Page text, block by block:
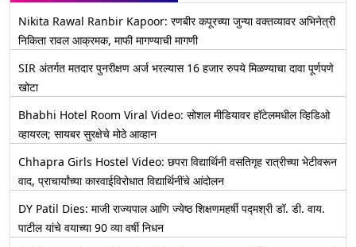
Nikita Rawal Ranbir Kapoor: रणबीर कपूरच्या जुन्या वक्तव्यावर अभिनेत्री
निकिता रावल आक्रमक, माफी मागण्याची मागणी
SIR अंतर्गत मतदार पुनरीक्षण अर्ज भरल्यास 16 हजार रुपये मिळण्याचा दावा पूर्णपणे
खोटा
Bhabhi Hotel Room Viral Video: सोशल मीडियावर हॉटेलमधील व्हिडिओ
व्हायरल; सायबर सुरक्षेचे मोठे आव्हान
Chhapra Girls Hostel Video: छपरा विद्यार्थिनी वसतिगृह रात्रीच्या भेटीवरून
वाद, प्राचार्यांच्या कारवाईविरोधात विद्यार्थिनींचे आंदोलन
DY Patil Dies: माजी राज्यपाल आणि ज्येष्ठ शिक्षणमहर्षी पद्मश्री डॉ. डी. वाय.
पाटील यांचे वयाच्या 90 व्या वर्षी निधन